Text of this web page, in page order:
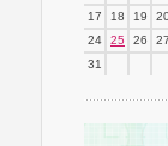
17
18 19
24
25 26 27
31